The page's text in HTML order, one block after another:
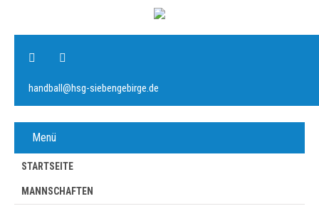
handball@hsg-siebengebirge.de
Menü
STARTSEITE
MANNSCHAFTEN